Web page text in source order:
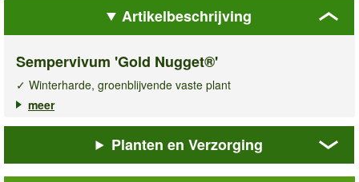
Artikelbeschrijving
Sempervivum 'Gold Nugget®'
✓ Winterharde, groenblijvende vaste plant
✓ Blikvanger in tuinperken & potten
Sempervivum Gold Nugget® is een prachtige, goudgele tot
oranjerode vetplant die door een bekende Amerikaanse kweker
op de markt is gebracht. Deze winterharde,
meer
Planten en Verzorging